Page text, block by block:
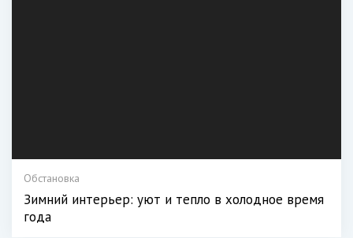
Обстановка
Зимний интерьер: уют и тепло в холодное время
года